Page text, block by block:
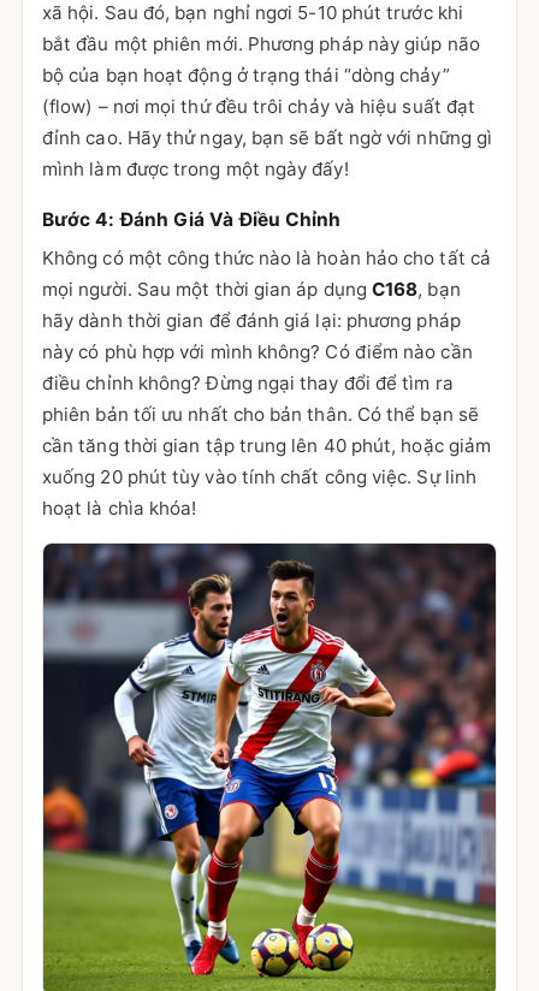
xã hội. Sau đó, bạn nghỉ ngơi 5-10 phút trước khi
bắt đầu một phiên mới. Phương pháp này giúp não
bộ của bạn hoạt động ở trạng thái “dòng chảy”
(flow) – nơi mọi thứ đều trôi chảy và hiệu suất đạt
đỉnh cao. Hãy thử ngay, bạn sẽ bất ngờ với những gì
mình làm được trong một ngày đấy!
Bước 4: Đánh Giá Và Điều Chỉnh
Không có một công thức nào là hoàn hảo cho tất cả
mọi người. Sau một thời gian áp dụng C168, bạn
hãy dành thời gian để đánh giá lại: phương pháp
này có phù hợp với mình không? Có điểm nào cần
điều chỉnh không? Đừng ngại thay đổi để tìm ra
phiên bản tối ưu nhất cho bản thân. Có thể bạn sẽ
cần tăng thời gian tập trung lên 40 phút, hoặc giảm
xuống 20 phút tùy vào tính chất công việc. Sự linh
hoạt là chìa khóa!